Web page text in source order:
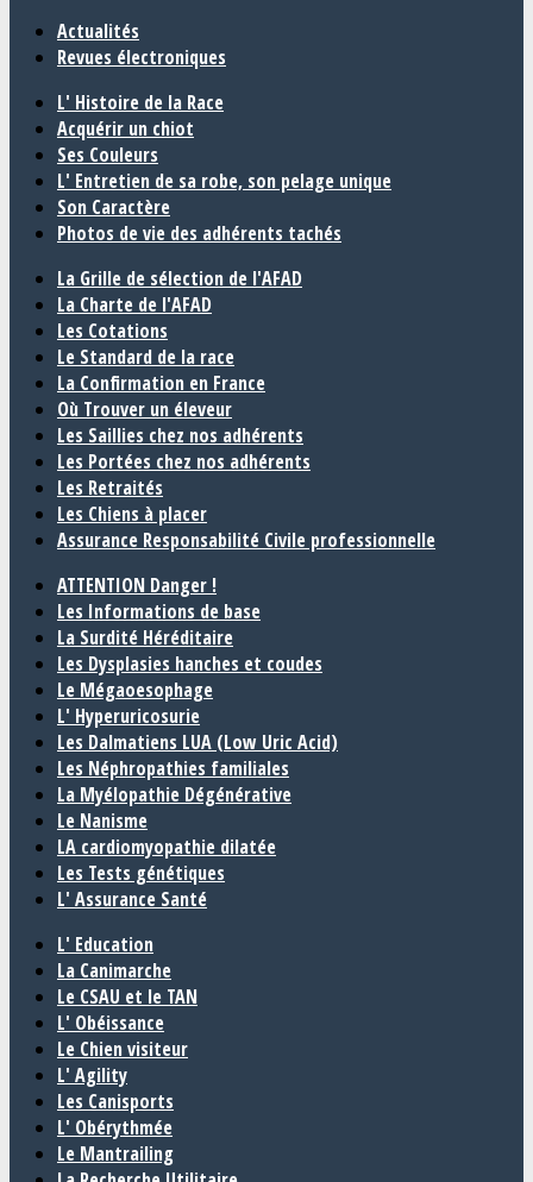
Actualités
Revues électroniques
L' Histoire de la Race
Acquérir un chiot
Ses Couleurs
L' Entretien de sa robe, son pelage unique
Son Caractère
Photos de vie des adhérents tachés
La Grille de sélection de l'AFAD
La Charte de l'AFAD
Les Cotations
Le Standard de la race
La Confirmation en France
Où Trouver un éleveur
Les Saillies chez nos adhérents
Les Portées chez nos adhérents
Les Retraités
Les Chiens à placer
Assurance Responsabilité Civile professionnelle
ATTENTION Danger !
Les Informations de base
La Surdité Héréditaire
Les Dysplasies hanches et coudes
Le Mégaoesophage
L' Hyperuricosurie
Les Dalmatiens LUA (Low Uric Acid)
Les Néphropathies familiales
La Myélopathie Dégénérative
Le Nanisme
LA cardiomyopathie dilatée
Les Tests génétiques
L' Assurance Santé
L' Education
La Canimarche
Le CSAU et le TAN
L' Obéissance
Le Chien visiteur
L' Agility
Les Canisports
L' Obérythmée
Le Mantrailing